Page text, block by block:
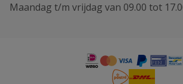
Maandag t/m vrijdag van 09.00 tot